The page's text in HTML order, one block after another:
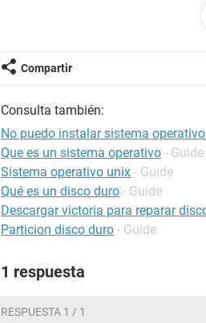
nuevo le puse y nada
Compartir
Consulta también:
No puedo instalar sistema
Que es un sistema operativo - Guide
Sistema operativo unix - Guide
Qué es un disco duro - Guide
Descargar victoria para reparar
Particion disco duro - Guide
1 respuesta
RESPUESTA 1 / 1